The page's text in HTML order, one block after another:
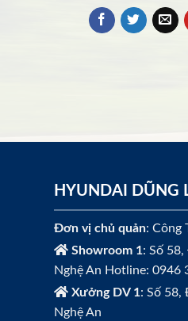
HYUNDAI DŨNG
Đơn vị chủ quản: Công
Showroom 1: Số
Nghệ An Hotline: 0946
Xưởng DV 1: Số 58,
Nghệ An